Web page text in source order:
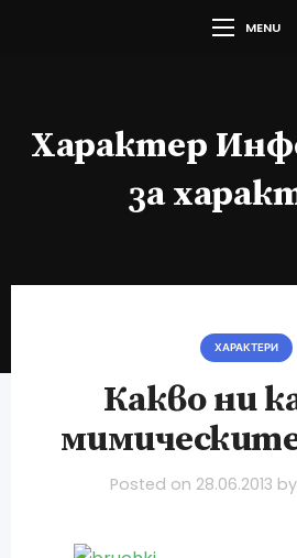
MENU
Характер
за
ХАРАКТЕРИ
Какво ни
Posted on 28.06.2013 by